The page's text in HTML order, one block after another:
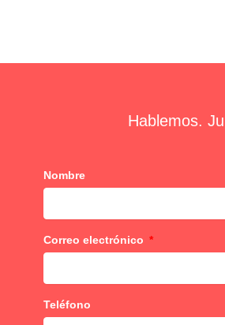
Hablemos.
Nombre
Correo electrónico
Teléfono